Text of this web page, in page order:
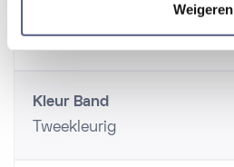
Weigeren
Vouwsluiting met drukker
Kleur Band
Tweekleurig